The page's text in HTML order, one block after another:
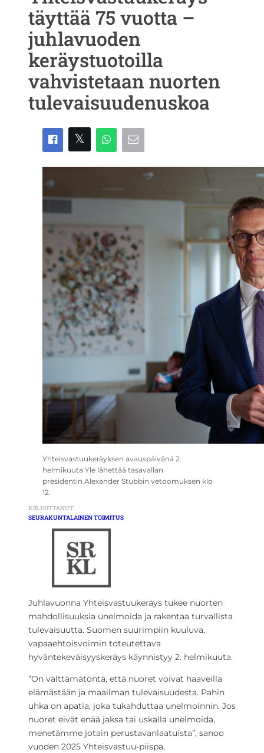
täyttää 75 vuotta –
juhlavuoden
keräystuotoilla
vahvistetaan nuorten
tulevaisuudenuskoa
Yhteisvastuukeräyksen avauspäivänä 2.
helmikuuta Yle lähettää tasavallan
presidentin Alexander Stubbin vetoomuksen klo
12.
KIRJOITTANUT
SEURAKUNTALAINEN TOIMITUS
Juhlavuonna Yhteisvastuukeräys tukee nuorten
mahdollisuuksia unelmoida ja rakentaa turvallista
tulevaisuutta. Suomen suurimpiin kuuluva,
vapaaehtoisvoimin toteutettava
hyväntekeväisyyskeräys käynnistyy 2. helmikuuta.
”On välttämätöntä, että nuoret voivat haaveilla
elämästään ja maailman tulevaisuudesta. Pahin
uhka on apatia, joka tukahduttaa unelmoinnin. Jos
nuoret eivät enää jaksa tai uskalla unelmoida,
menetämme jotain perustavanlaatuista”, sanoo
vuoden 2025 Yhteisvastuu-piispa,